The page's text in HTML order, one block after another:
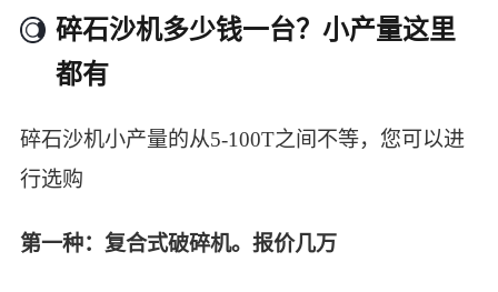
碎石沙机多少钱一台？小产量这里
都有
碎石沙机小产量的从5-100T之间不等，您可以进
行选购
第一种：复合式破碎机。报价几万